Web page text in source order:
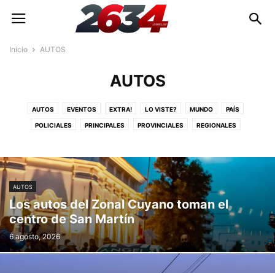
Inicio AUTOS
AUTOS
AUTOS EVENTOS EXTRA! LO VISTE? MUNDO PAÍS
POLICIALES PRINCIPALES PROVINCIALES REGIONALES
AUTOS
Los autos del Zonal Cuyano toman el
centro de San Martín
6 agosto, 2026